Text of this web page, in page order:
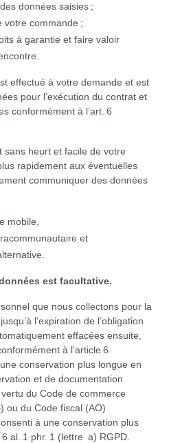
données saisies ;
votre commande ;
à garantie et faire valoir
effectué à votre demande et est
pour l’exécution du contrat et
conformément à l’art. 6
heurt et facile de votre
rapidement aux éventuelles
communiquer des données
mobile,
et
est facultative.
que nous collectons pour la
l’expiration de l’obligation
effacées ensuite,
à l’article 6
conservation plus longue en
et de documentation
du Code de commerce
ou du Code fiscal (AO)
à une conservation plus
al. 1 phr. 1 (lettre a) RGPD.